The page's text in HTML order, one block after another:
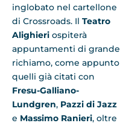
inglobato nel cartellone
di Crossroads. Il Teatro
Alighieri ospiterà
appuntamenti di grande
richiamo, come appunto
quelli già citati con
Fresu-Galliano-
Lundgren, Pazzi di Jazz
e Massimo Ranieri, oltre